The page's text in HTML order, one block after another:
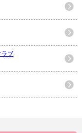
ブ